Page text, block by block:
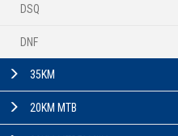
DSQ
DNF
35KM
20KM MTB